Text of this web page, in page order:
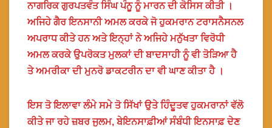
ਨਾਗਰਿਕ ਗੁਰਪਤਵੰਤ ਸਿੰਘ ਪੰਨੂ ਨੂੰ ਮਾਰਨ ਦੀ ਕੋਸਿਸ ਕੀਤੀ ।
ਅਜਿਹੇ ਗੈਰ ਇਨਸਾਨੀ ਅਮਲ ਕਰਕੇ ਜੋ ਹੁਕਮਰਾਨ ਟਰਾਸਨੈਸਨਲ
ਅਪਰਾਧ ਕੀਤੇ ਹਨ ਅਤੇ ਇਨ੍ਹਾਂ ਨੇ ਅਜਿਹੇ ਮਨੁੱਖਤਾ ਵਿਰੋਧੀ
ਅਮਲ ਕਰਕੇ ਉਪਰੋਕਤ ਮੁਲਕਾਂ ਦੀ ਬਾਦਸਾਹੀ ਨੂੰ ਵੀ ਤੋੜਿਆ ਹੈ
ਤੇ ਅਮਰੀਕਾ ਦੀ ਮੁਨਰੋ ਡਾਕਟਰੀਨ ਦਾ ਵੀ ਘਾਣ ਕੀਤਾ ਹੈ ।
ਇਸ ਤੋ ਇਲਾਵਾ ਲੰਮੇ ਸਮੇ ਤੋ ਸਿੱਖਾਂ ਉਤੇ ਹਿੰਦੂਤਵ ਹੁਕਮਰਾਨਾਂ ਵੱਲੋ
ਕੀਤੇ ਜਾ ਰਹੇ ਜ਼ਬਰ ਜੁਲਮ, ਬੇਇਨਸਾਫ਼ੀਆਂ ਸੰਬੰਧੀ ਇਨਸਾਫ਼ ਦੇਣ